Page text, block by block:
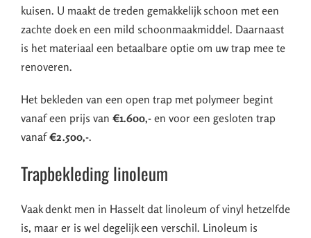
kuisen. U maakt de treden gemakkelijk schoon met een
zachte doek en een mild schoonmaakmiddel. Daarnaast
is het materiaal een betaalbare optie om uw trap mee te
renoveren.
Het bekleden van een open trap met polymeer begint
vanaf een prijs van €1.600,- en voor een gesloten trap
vanaf€2.500,-.
Trapbekleding linoleum
Vaak denkt men in Hasselt dat linoleum of vinyl hetzelfde
is, maar er is wel degelijk een verschil. Linoleum is